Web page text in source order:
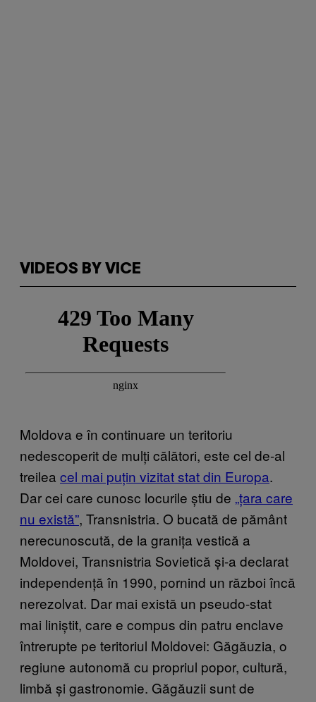
VIDEOS BY VICE
Moldova e în continuare un teritoriu
nedescoperit de mulți călători, este cel de-al
treilea cel mai puțin vizitat stat din Europa.
Dar cei care cunosc locurile știu de „țara care
nu există”, Transnistria. O bucată de pământ
nerecunoscută, de la granița vestică a
Moldovei, Transnistria Sovietică și-a declarat
independență în 1990, pornind un război încă
nerezolvat. Dar mai există un pseudo-stat
mai liniștit, care e compus din patru enclave
întrerupte pe teritoriul Moldovei: Găgăuzia, o
regiune autonomă cu propriul popor, cultură,
limbă și gastronomie. Găgăuzii sunt de